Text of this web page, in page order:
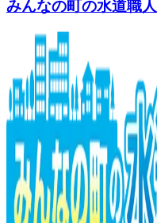
みんなの町の水道職人